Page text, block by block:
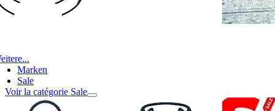
Marken
Sale
Voir la catégorie Sale